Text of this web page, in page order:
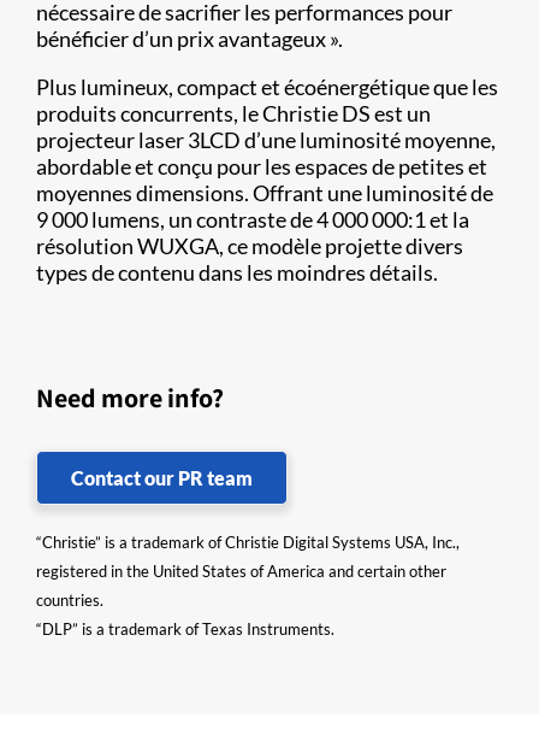
nécessaire de sacrifier les performances pour
bénéficier d’un prix avantageux ».
Plus lumineux, compact et écoénergétique que les
produits concurrents, le Christie DS est un
projecteur laser 3LCD d’une luminosité moyenne,
abordable et conçu pour les espaces de petites et
moyennes dimensions. Offrant une luminosité de
9 000 lumens, un contraste de 4 000 000:1 et la
résolution WUXGA, ce modèle projette divers
types de contenu dans les moindres détails.
Need more info?
Contact our PR team
“Christie” is a trademark of Christie Digital Systems USA, Inc.,
registered in the United States of America and certain other
countries.
“DLP” is a trademark of Texas Instruments.